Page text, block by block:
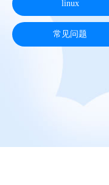
linux
常见问题